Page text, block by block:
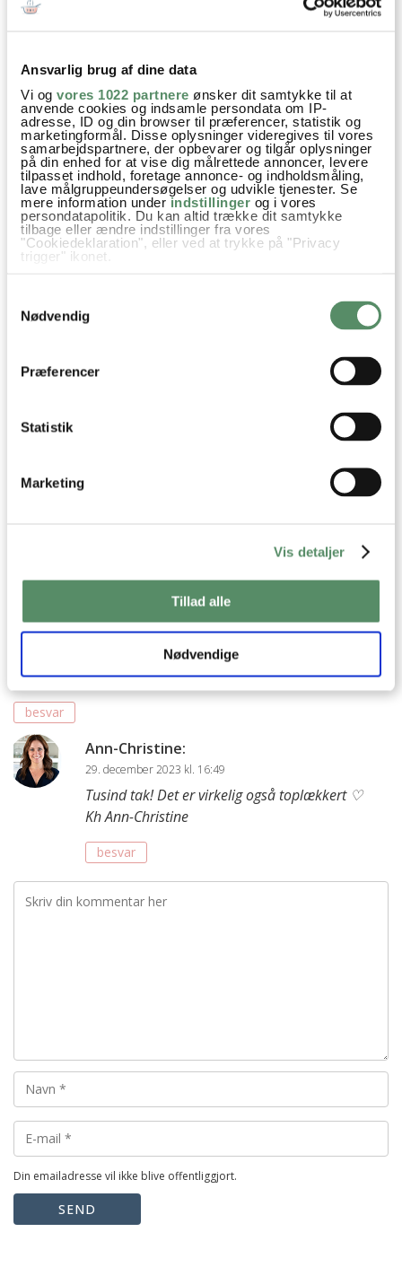
Ansvarlig brug af dine data
Vi og vores 1022 partnere ønsker dit samtykke til at
anvende cookies og indsamle persondata om IP-
adresse, ID og din browser til præferencer, statistik og
marketingformål. Disse oplysninger videregives til vores
samarbejdspartnere, der opbevarer og tilgår oplysninger
på din enhed for at vise dig målrettede annoncer, levere
tilpasset indhold, foretage annonce- og indholdsmåling,
lave målgruppeundersøgelser og udvikle tjenester. Se
mere information underindstillinger og i vores
persondatapolitik. Du kan altid trække dit samtykke
tilbage eller ændre indstillinger fra vores
"Cookiedeklaration", eller ved at trykke på "Privacy
trigger" ikonet.
Indsamle præcise oplysninger om din placering,
der kan være nøjagtig inden for få meter
Identificere din enhed baseret på en scanning af
Nødvendig
Præferencer
Statistik
Marketing
Vis detaljer
Tillad alle
Nødvendige
CROSTINI MED
PARMASKINKE OG
VAGTELÆG
ARANCINI - RISOTTOKUGLER
Appetizer Festmad Fisk & Skaldyr Forretter
Nytår Opskrifter
Har du spørgsmål til opskriften eller lyst til at sende en sød
Du kan måske finde svaret på dit spørgsmål i kommentarfeltet,
hvis det allerede er stillet og besvaret - eller du kan kigge på
Mutti:
👌 Sikke en god ide’ Og hvor ser det top lækkert og
indbydende ud. Vil også hellere bruge noget krudt i
køkkenregionen end udenfor 😉
besvar
Ann-Christine:
29. december 2023 kl. 16:49
Tusind tak! Det er virkelig også toplækkert ♡
Kh Ann-Christine
besvar
Din emailadresse vil ikke blive offentliggjort.
SEND